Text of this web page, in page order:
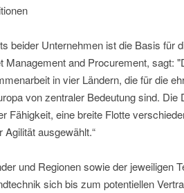
beider Unternehmen ist die Basis für
and Procurement, sagt:
in vier Ländern, die für die
von zentraler Bedeutung sind. Die
Fähigkeit, eine breite Flotte
ausgewählt.“
und Regionen sowie der jeweiligen
sich bis zum potentiellen